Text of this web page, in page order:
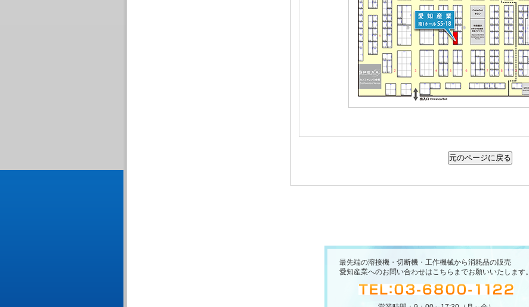
最先端の溶接機・切断機・工作機械から消耗品の販売
愛知産業へのお問い合わせはこちらまでお願いいたします。